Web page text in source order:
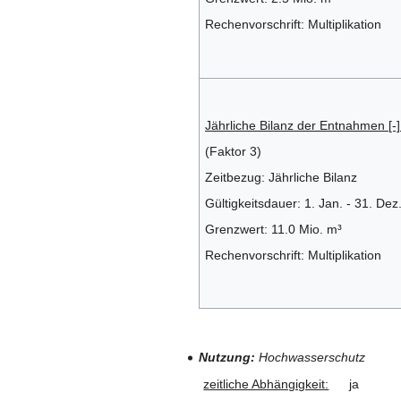
Rechenvorschrift: Multiplikation
Jährliche Bilanz der Entnahmen [-
(Faktor 3)
Zeitbezug: Jährliche Bilanz
Gültigkeitsdauer: 1. Jan. - 31. Dez.
Grenzwert: 11.0 Mio. m³
Rechenvorschrift: Multiplikation
Nutzung: Hochwasserschutz
zeitliche Abhängigkeit:
ja